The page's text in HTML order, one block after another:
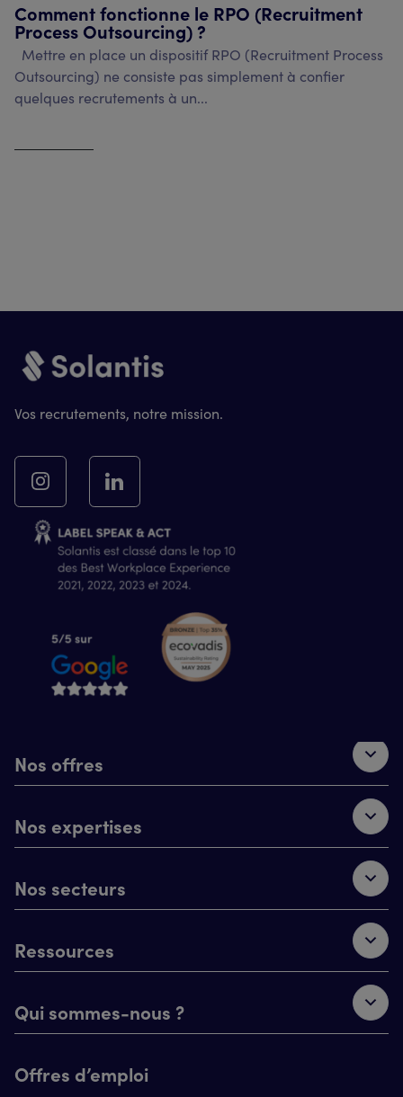
Comment fonctionne le RPO (Recruitment
Process Outsourcing) ?
Mettre en place un dispositif RPO (Recruitment Process
Outsourcing) ne consiste pas simplement à confier
quelques recrutements à un...
Vos recrutements, notre mission.
Nos offres
Nos expertises
Nos secteurs
Ressources
Qui sommes-nous ?
Offres d’emploi